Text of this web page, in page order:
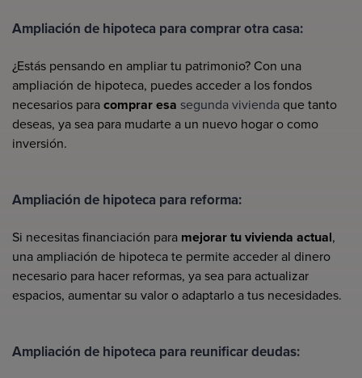
Ampliación de hipoteca para comprar otra casa:
¿Estás pensando en ampliar tu patrimonio? Con una
ampliación de hipoteca, puedes acceder a los fondos
necesarios paracomprar esa segunda vivienda que tanto
deseas, ya sea para mudarte a un nuevo hogar o como
inversión.
Ampliación de hipoteca para reforma:
Si necesitas financiación para mejorar tu vivienda actual,
una ampliación de hipoteca te permite acceder al dinero
necesario para hacer reformas, ya sea para actualizar
espacios, aumentar su valor o adaptarlo a tus necesidades.
Ampliación de hipoteca para reunificar deudas: